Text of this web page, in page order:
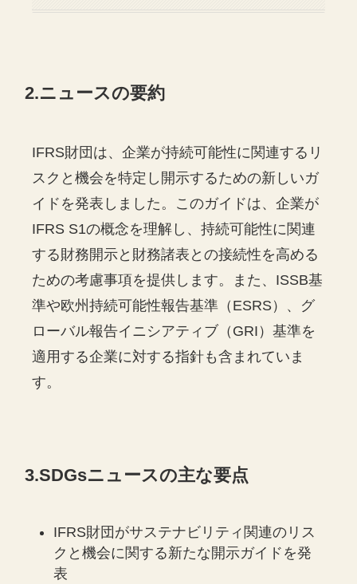
2.ニュースの要約
IFRS財団は、企業が持続可能性に関連するリ
スクと機会を特定し開示するための新しいガ
イドを発表しました。このガイドは、企業が
IFRS S1の概念を理解し、持続可能性に関連
する財務開示と財務諸表との接続性を高める
ための考慮事項を提供します。また、ISSB基
準や欧州持続可能性報告基準（ESRS）、グ
ローバル報告イニシアティブ（GRI）基準を
適用する企業に対する指針も含まれていま
す。
3.SDGsニュースの主な要点
IFRS財団がサステナビリティ関連のリス
クと機会に関する新たな開示ガイドを発
表